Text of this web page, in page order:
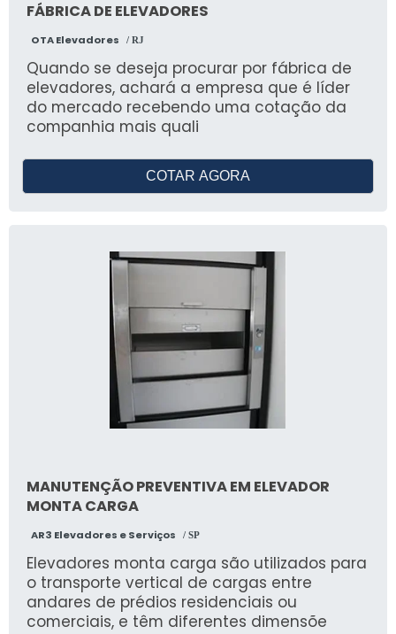
FÁBRICA DE ELEVADORES
OTA Elevadores / RJ
Quando se deseja procurar por fábrica de
elevadores, achará a empresa que é líder
do mercado recebendo uma cotação da
companhia mais quali
COTAR AGORA
MANUTENÇÃO PREVENTIVA EM ELEVADOR
MONTA CARGA
AR3 Elevadores e Serviços / SP
Elevadores monta carga são utilizados para
o transporte vertical de cargas entre
andares de prédios residenciais ou
comerciais, e têm diferentes dimensõe